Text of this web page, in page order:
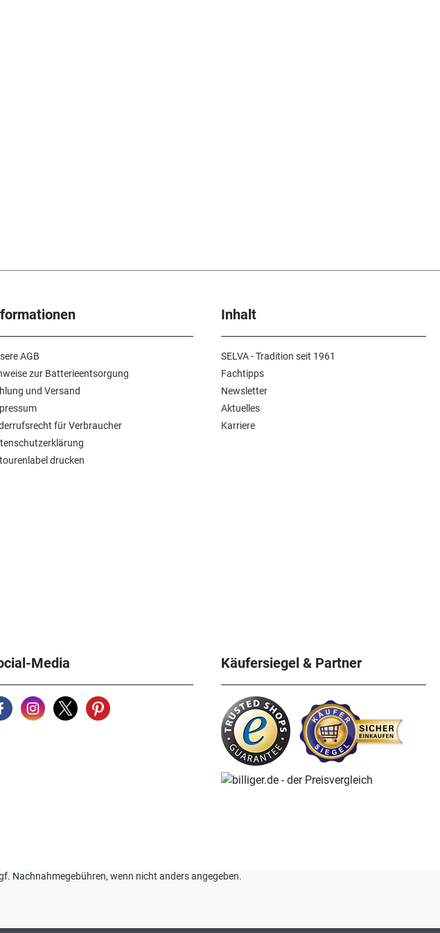
AGB
zur Batterieentsorgung
und Versand
für Verbraucher
drucken
Inhalt
SELVA - Tradition seit 1961
Fachtipps
Newsletter
Aktuelles
Karriere
Media Käufersiegel & Partner
Nachnahmegebühren, wenn nicht anders angegeben.